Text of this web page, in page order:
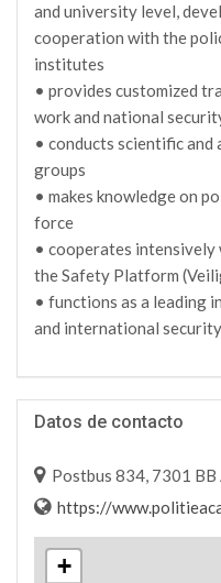
and university level,
cooperation with the
institutes
• provides customized
work and national
• conducts scientific and
groups
• makes knowledge on
force
• cooperates
the Safety Platform
• functions as a leading
and international
Datos de contacto
Postbus 834, 7301 BB
https://
+